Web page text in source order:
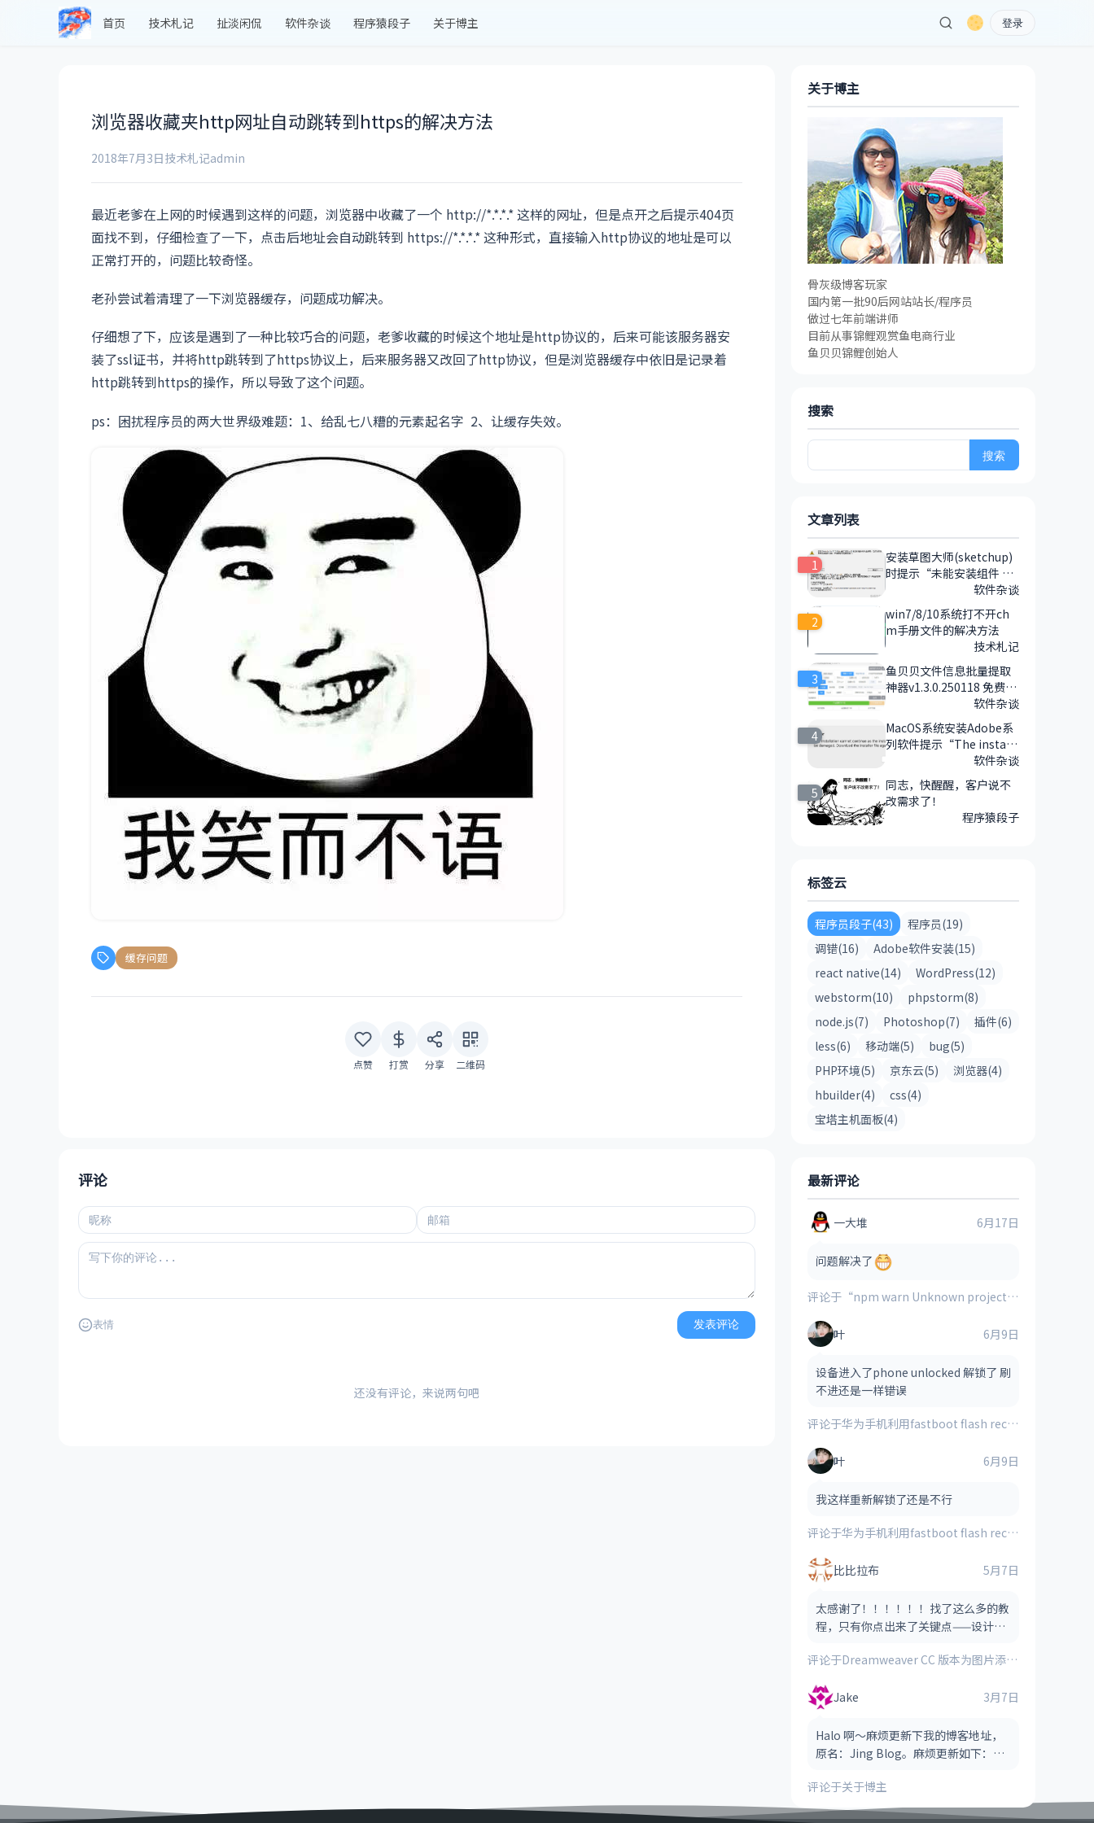
首页 技术札记 扯淡闲侃 软件杂谈 程序猿段子 关于博主 登录
浏览器收藏夹http网址自动跳转到https的解决方法
2018年7月3日技术札记admin
最近老爹在上网的时候遇到这样的问题，浏览器中收藏了一个 http://*.*.*.* 这样的网址，但是点开之后提示404页
面找不到，仔细检查了一下，点击后地址会自动跳转到 https://*.*.*.* 这种形式，直接输入http协议的地址是可以
正常打开的，问题比较奇怪。
老孙尝试着清理了一下浏览器缓存，问题成功解决。
仔细想了下，应该是遇到了一种比较巧合的问题，老爹收藏的时候这个地址是http协议的，后来可能该服务器安
装了ssl证书，并将http跳转到了https协议上，后来服务器又改回了http协议，但是浏览器缓存中依旧是记录着
http跳转到https的操作，所以导致了这个问题。
ps：困扰程序员的两大世界级难题：1、给乱七八糟的元素起名字 2、让缓存失效。
缓存问题
点赞 打赏 分享 二维码
评论
表情 发表评论
还没有评论，来说两句吧
关于博主
骨灰级博客玩家
国内第一批90后网站站长/程序员
做过七年前端讲师
目前从事锦鲤观赏鱼电商行业
鱼贝贝锦鲤创始人
搜索
搜
文章列表
1
安装草图大师(sketchup)
时提示“未能安装组件 Vis
ual C++ "14" 运行库 (x6
4)，并显示下列错误消
息”错误的解决方法
软件杂谈
2
win7/8/10系统打不开ch
m手册文件的解决方法
技术札记
3
鱼贝贝文件信息批量提取
神器v1.3.0.250118 免费|
绿色免安装|全功能离线版
软件杂谈
4
MacOS系统安装Adobe系
列软件提示“The installa
tion cannot continue as
the installer file may be
damaged Download the
installer file again”错误
软件杂谈
5
同志，快醒醒，客户说不
改需求了！
程序猿段子
标签云
程序员段子(43)
程序员(19)
调错(16)
Adobe软件安装(15)
react native(14)
WordPress(12)
webstorm(10)
phpstorm(8)
node.js(7)
Photoshop(7)
插件(6)
less(6)
移动端(5)
bug(5)
PHP环境(5)
京东云(5)
浏览器(4)
hbuilder(4)
css(4)
宝塔主机面板(4)
最新评论
一大堆 6月17日
问题解决了
评论于 “npm warn Unknown project config “electron_mirror”. This will stop working in the next major version of npm”的解决方案
叶 6月9日
设备进入了phone unlocked 解锁了 刷
不进还是一样错误
评论于华为手机利用fastboot flash recovery_ramdisk **.img刷入的第三方recovery时提示“FAILED(remote:image verification error)”的解决方法
叶 6月9日
我这样重新解锁了还是不行
评论于华为手机利用fastboot flash recovery_ramdisk **.img刷入的第三方recovery时提示“FAILED(remote:image verification error)”的解决方法
比比拉布 5月7日
太感谢了！！！！！！找了这么多的教
程，只有你点出来了关键点——设计视
评论于Dreamweaver CC 版本为图片添加图像热点（图像地图）的方法
Jake 3月7日
Halo 啊～麻烦更新下我的博客地址，
原名：Jing Blog。麻烦更新如下：
留，看哪个风格适合） 网址：htt
评论于关于博主